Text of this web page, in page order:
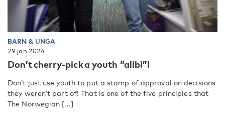
BARN & UNGA
29 jan 2024
Don’t cherry-pick a youth “alibi”!
Don’t just use youth to put a stamp of approval on decisions
they weren’t part of! That is one of the five principles that
The Norwegian [...]